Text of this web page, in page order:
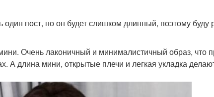
пост, но он будет слишком длинный, поэтому буду
Очень лаконичный и минималистичный образ, что
А длина мини, открытые плечи и легкая укладка